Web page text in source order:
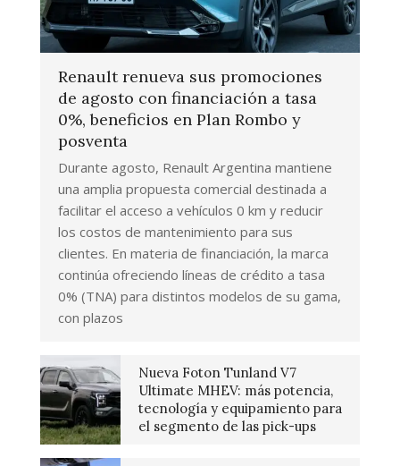
Renault renueva sus promociones
de agosto con financiación a tasa
0%, beneficios en Plan Rombo y
posventa
Durante agosto, Renault Argentina mantiene
una amplia propuesta comercial destinada a
facilitar el acceso a vehículos 0 km y reducir
los costos de mantenimiento para sus
clientes. En materia de financiación, la marca
continúa ofreciendo líneas de crédito a tasa
0% (TNA) para distintos modelos de su gama,
con plazos
Nueva Foton Tunland V7
Ultimate MHEV: más potencia,
tecnología y equipamiento para
el segmento de las pick-ups